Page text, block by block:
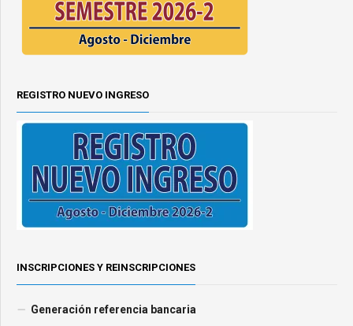
REGISTRO NUEVO INGRESO
INSCRIPCIONES Y REINSCRIPCIONES
Generación referencia bancaria